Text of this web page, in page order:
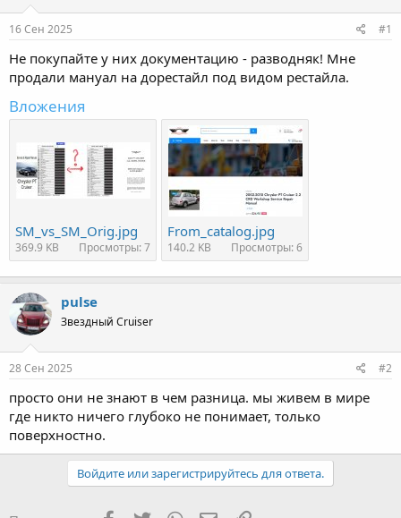
е
м
ы
л
а
16 Сен 2025 #1
Не покупайте у них документацию - разводняк! Мне
продали мануал на дорестайл под видом рестайла.
Вложения
SM_vs_SM_Orig.jpg
369.9 KB Просмотры: 7
From_catalog.jpg
140.2 KB Просмотры: 6
pulse
Звездный Cruiser
28 Сен 2025 #2
просто они не знают в чем разница. мы живем в мире
где никто ничего глубоко не понимает, только
поверхностно.
Войдите или зарегистрируйтесь для ответа.